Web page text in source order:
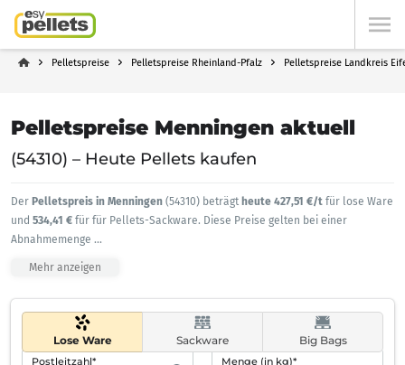
Pelletspreise Pelletspreise Rheinland-Pfalz Pelletspreise Landkreis
Pelletspreise Menningen aktuell
(54310) – Heute Pellets kaufen
Der Pelletspreis in Menningen (54310) beträgt heute 427,51 €/t für lose Ware
und 534,41 € für für Pellets-Sackware. Diese Preise gelten bei einer
Abnahmemenge ...
Mehr anzeigen
Lose Ware Sackware Big Bags
Postleitzahl* Menge (in kg)*